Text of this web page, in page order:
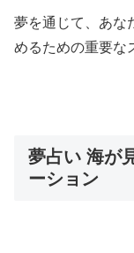
夢を通じて、あな
めるための重要な
夢占い 海が
ーション